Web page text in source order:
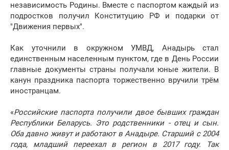
независимость Родины. Вместе с паспортом каждый из
подростков получил Конституцию РФ и подарки от
"Движения первых".
Как уточнили в окружном УМВД, Анадырь стал
единственным населенным пунктом, где в День России
главные документы страны получали юные жители. В
канун праздника паспорта торжественно вручили трём
иностранцам.
«Российские паспорта получили двое бывших граждан
Республики Беларусь. Это родственники - отец и сын.
Оба давно живут и работают в Анадыре. Старший с 2004
года, младший переехал в регион в 2017 году. Так